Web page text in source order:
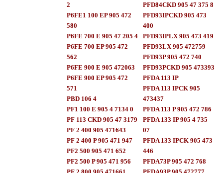
2
P6FE1 100 EP 905 472
580
P6FE 700 E 905 47 205 4
P6FE 700 EP 905 472
562
P6FE 900 E 905 472063
P6FE 900 EP 905 472
571
PBD 106 4
PF1 100 E 905 4 7134 0
PF 113 CKD 905 47 3179
PF 2 400 905 471643
PF 2 400 P 905 471 947
PF2 500 905 471 652
PF2 500 P 905 471 956
PFD84CKD 905 47 375 8
PFD93IPCKD 905 473
400
PFD93IPLX 905 473 419
PFD93LX 905 472759
PFD93P 905 472 740
PFD93PCKD 905 473393
PFDA 113 IP
PFDA 113 IPCK 905
473437
PFDA 113 P 905 472 786
PFDA 133 IP 905 4 735
07
PFDA 133 IPCK 905 473
446
PFDA73P 905 472 768